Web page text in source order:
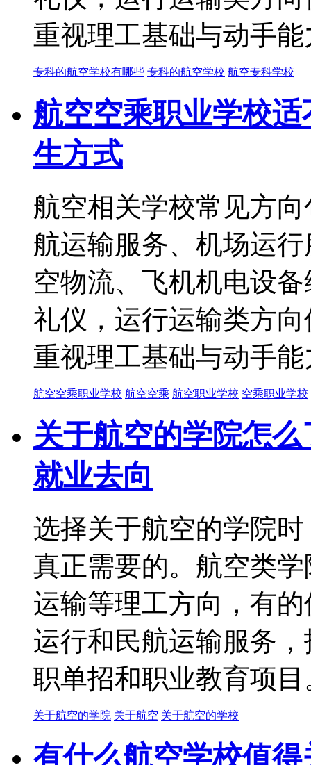
重视理工基础与动手能
专科的航空学校有哪些 专科的航空学校 航空专科学校
航空空乘职业学校
生方式
航空相关学校常见方
航运输服务、机场运
空物流、飞机机电设
礼仪，运行运输类方
重视理工基础与动手能
航空空乘职业学校 航空空乘 航空职业学校 空乘职业学校
关于航空的学院怎
就业去向
选择关于航空的学院
真正需要的。航空类
运输等理工方向，有
运行和民航运输服务
职单招和职业教育项目
关于航空的学院 关于航空 关于航空的学校
有什么航空学校值